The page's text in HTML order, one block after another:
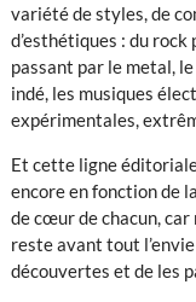
variété de styles, de
d’esthétiques : du rock
passant par le metal,
indé, les musiques
expérimentales,
Et cette ligne
encore en fonction de
de cœur de chacun,
reste avant tout
découvertes et de les